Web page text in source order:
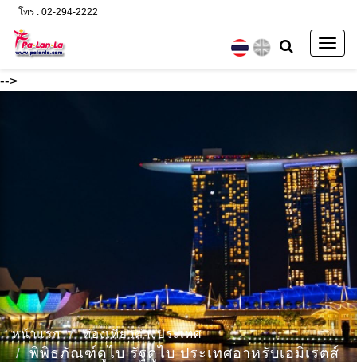
-->
โทร : 02-294-2222
หน้าแรก ท่องเที่ยวต่างประเทศ
พิพิธภัณฑ์ดูไบ รัฐดูไบ ประเทศอาหรับเอมิเรตส์